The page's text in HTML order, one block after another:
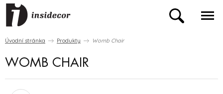
Úvodní stránka Produkty Womb Chair
WOMB CHAIR